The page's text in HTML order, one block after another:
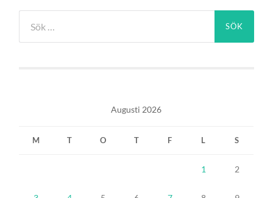
efter:
Augusti 2026
M T O T F L S
1 2